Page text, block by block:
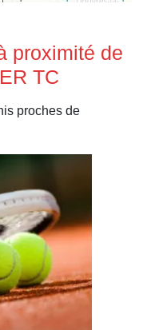
proximité de
TC
proches de